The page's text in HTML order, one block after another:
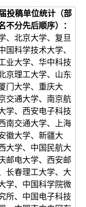
投稿单位统计（部
不分先后顺序）：
、北京大学、复旦
国科学技术大学、
业大学、华中科技
京理工大学、山东
门大学、重庆大
交通大学、南京航
学、西安电子科技
南交通大学、上海
徽大学、新疆大
大学、中国民航大
邮电大学、西安邮
长春理工大学、大
学、中国科学院微
所、中国电子科技